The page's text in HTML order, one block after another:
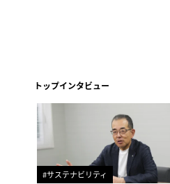
トップインタビュー
#サステナビリティ